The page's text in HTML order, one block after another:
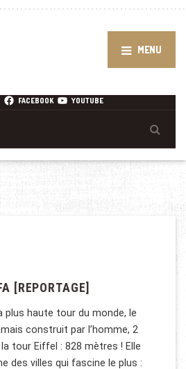
MENU
FACEBOOK YOUTUBE
[REPORTAGE]
plus haute tour du monde, le
construit par l’homme, 2
tour Eiffel : 828 mètres ! Elle
des villes qui fascine le plus :